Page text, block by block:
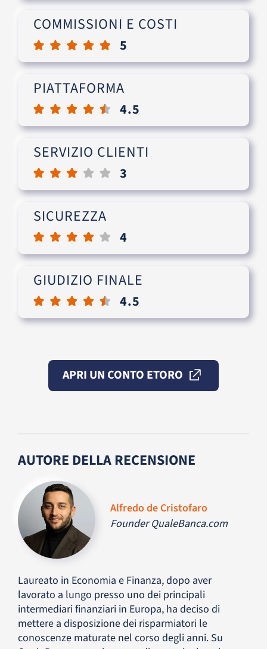
COMMISSIONI E COSTI
5
PIATTAFORMA
4.5
SERVIZIO CLIENTI
3
SICUREZZA
4
GIUDIZIO FINALE
4.5
APRI UN CONTO ETORO
AUTORE DELLA RECENSIONE
Alfredo de Cristofaro
Founder QualeBanca.com
Laureato in Economia e Finanza, dopo aver
lavorato a lungo presso uno dei principali
intermediari finanziari in Europa, ha deciso di
mettere a disposizione dei risparmiatori le
conoscenze maturate nel corso degli anni. Su